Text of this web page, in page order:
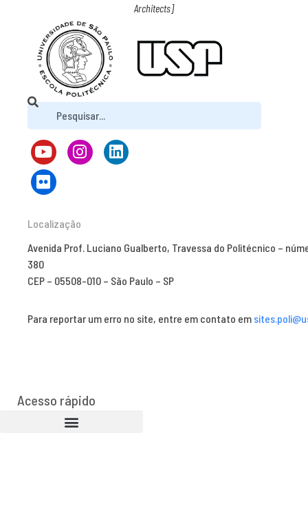
Architects]
Localização
Avenida Prof. Luciano Gualberto, Travessa do Politécnico –
380
CEP – 05508-010 – São Paulo – SP
Para reportar um erro no site, entre em contato em
Acesso rápido